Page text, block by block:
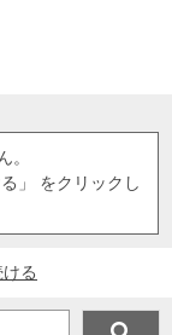
。
」 をクリックし
る